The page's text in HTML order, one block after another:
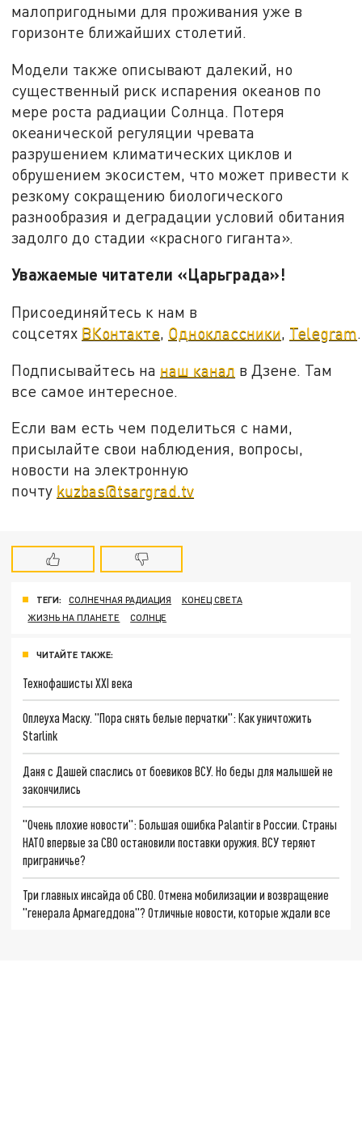
малопригодными для проживания уже в
горизонте ближайших столетий.
Модели также описывают далекий, но
существенный риск испарения океанов по
мере роста радиации Солнца. Потеря
океанической регуляции чревата
разрушением климатических циклов и
обрушением экосистем, что может привести к
резкому сокращению биологического
разнообразия и деградации условий обитания
задолго до стадии «красного гиганта».
Уважаемые читатели «Царьграда»!
Присоединяйтесь к нам в
соцсетях ВКонтакте, Одноклассники, Telegram.
Подписывайтесь на наш канал в Дзене. Там
все самое интересное.
Если вам есть чем поделиться с нами,
присылайте свои наблюдения, вопросы,
новости на электронную
почту kuzbas@tsargrad.tv
ТЕГИ: СОЛНЕЧНАЯ РАДИАЦИЯ
КОНЕЦ СВЕТА
ЖИЗНЬ НА ПЛАНЕТЕ
СОЛНЦЕ
ЧИТАЙТЕ ТАКЖЕ:
Технофашисты XXI века
Оплеуха Маску. "Пора снять белые перчатки": Как уничтожить
Starlink
Даня с Дашей спаслись от боевиков ВСУ. Но беды для малышей не
закончились
"Очень плохие новости": Большая ошибка Palantir в России. Страны
НАТО впервые за СВО остановили поставки оружия. ВСУ теряют
приграничье?
Три главных инсайда об СВО. Отмена мобилизации и возвращение
"генерала Армагеддона"? Отличные новости, которые ждали все